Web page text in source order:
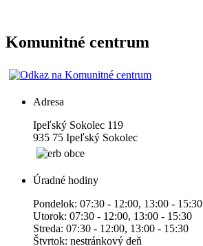
Komunitné centrum
Adresa
Ipeľský Sokolec 119
935 75 Ipeľský Sokolec
Úradné hodiny
Pondelok: 07:30 - 12:00, 13:00 - 15:30
Utorok: 07:30 - 12:00, 13:00 - 15:30
Streda: 07:30 - 12:00, 13:00 - 15:30
Štvrtok: nestránkový deň